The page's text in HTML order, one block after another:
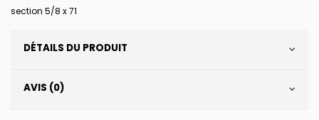
section 5/8 x 71
DÉTAILS DU PRODUIT
AVIS (0)